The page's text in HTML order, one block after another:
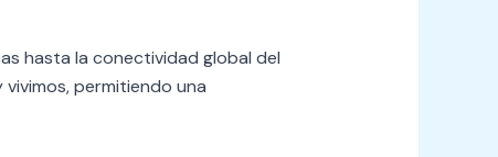
hasta la conectividad global del
permitiendo una